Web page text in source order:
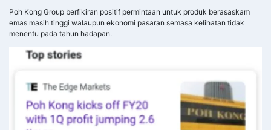
Poh Kong Group berfikiran positif permintaan untuk produk berasaskam
emas masih tinggi walaupun ekonomi pasaran semasa kelihatan tidak
menentu pada tahun hadapan.